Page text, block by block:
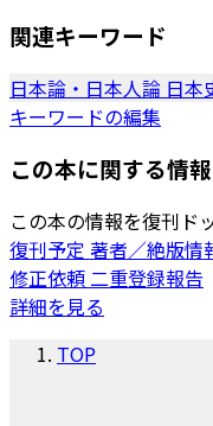
関連キーワード
日本論・日本人論 日本
キーワードの編集
この本に関する情
この本の情報を復刊ド
復刊予定 著者／絶版情
修正依頼二重登録報告
詳細を見る
TOP